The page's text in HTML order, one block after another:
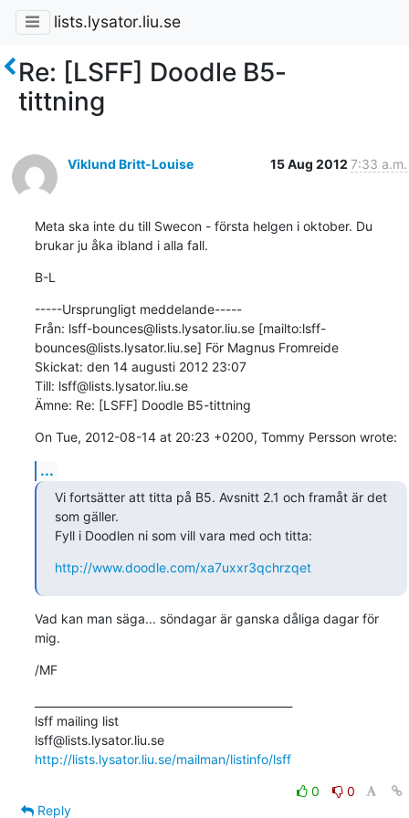
lists.lysator.liu.se
Re: [LSFF] Doodle B5-
tittning
Viklund Britt-Louise 15 Aug 2012 7:33 a.m.
Meta ska inte du till Swecon - första helgen i oktober. Du
brukar ju åka ibland i alla fall.
B-L
-----Ursprungligt meddelande-----
Från: lsff-bounces@lists.lysator.liu.se [mailto:lsff-
bounces@lists.lysator.liu.se] För Magnus Fromreide
Skickat: den 14 augusti 2012 23:07
Till: lsff@lists.lysator.liu.se
Ämne: Re: [LSFF] Doodle B5-tittning
On Tue, 2012-08-14 at 20:23 +0200, Tommy Persson wrote:
...
Vi fortsätter att titta på B5. Avsnitt 2.1 och framåt är det
som gäller.
Fyll i Doodlen ni som vill vara med och titta:
http://www.doodle.com/xa7uxxr3qchrzqet
Vad kan man säga... söndagar är ganska dåliga dagar för
mig.
/MF
lsff mailing list
lsff@lists.lysator.liu.se
http://lists.lysator.liu.se/mailman/listinfo/lsff
0
0
Reply